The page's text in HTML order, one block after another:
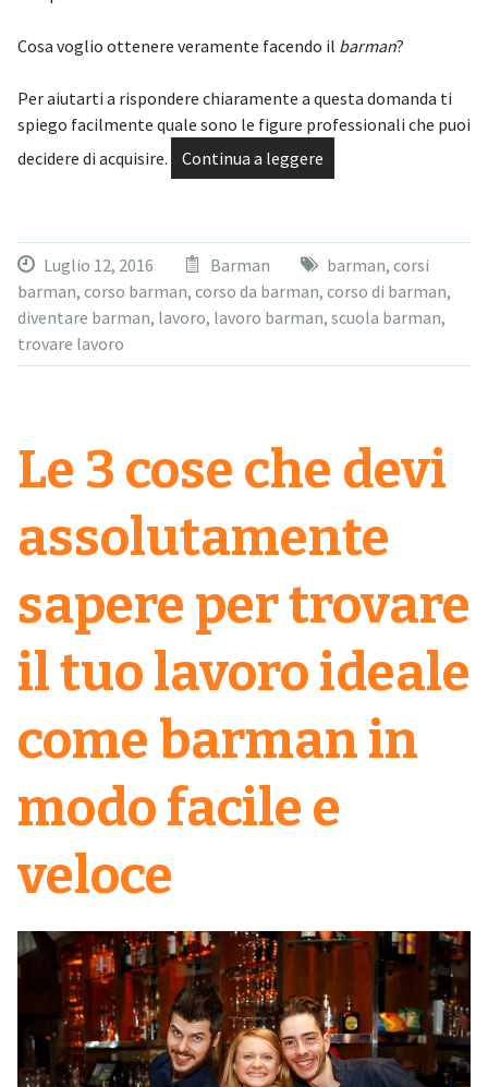
Cosa voglio ottenere veramente facendo il barman?
Per aiutarti a rispondere chiaramente a questa domanda ti
spiego facilmente quale sono le figure professionali che puoi
decidere di acquisire.
Continua a leggere
Luglio 12, 2016 Barman barman, corsi
barman, corso barman, corso da barman, corso di barman,
diventare barman, lavoro, lavoro barman, scuola barman,
trovare lavoro
Le 3 cose che devi
assolutamente
sapere per trovare
il tuo lavoro ideale
come barman in
modo facile e
veloce